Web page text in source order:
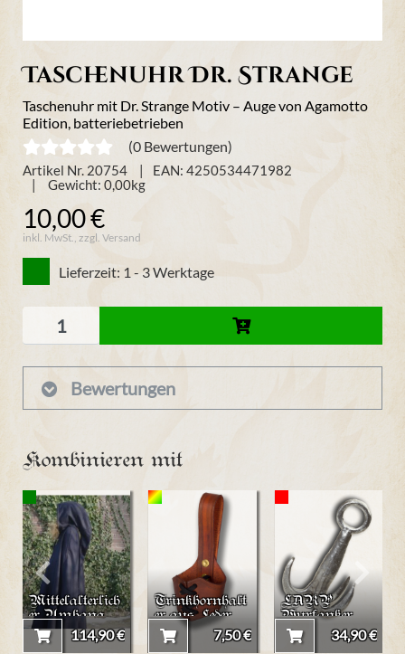
Taschenuhr Dr. Strange
Taschenuhr mit Dr. Strange Motiv – Auge von Agamotto
Edition, batteriebetrieben
(0 Bewertungen)
Artikel Nr. 20754
EAN: 4250534471982
Gewicht: 0,00kg
10,00 €
inkl. MwSt., zzgl. Versand
Lieferzeit: 1 - 3 Werktage
Bewertungen
Kombinieren mit
Mittelalterlich
er Umhang
"Raik" in
Überlänge
114,90 €
Trinkhornhalt
er aus Leder
bis 400ml7,50 €
LARP
Wurfanker
34,90 €